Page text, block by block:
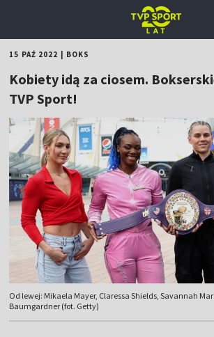
15 PAŹ 2022 BOKS
Kobiety idą za ciosem.
TVP Sport!
Od lewej: Mikaela Mayer, Claressa Shields, Savannah
Baumgardner (fot. Getty)